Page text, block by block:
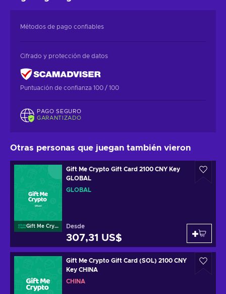
Métodos de pago confiables
Cifrado y protección de datos
Puntuación de confianza 100 / 100
PAGO SEGURO
GARANTIZADO
Otras personas que juegan también vieron
Gift Me Crypto
Gift Me Crypto Gift Card 2100 CNY Key
GLOBAL
GLOBAL
Desde
307,31 US$
Gift Me Crypto Gift Card (SOL) 2100 CNY
Key CHINA
CHINA